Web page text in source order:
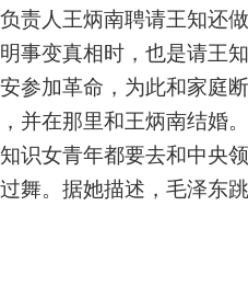
责人王炳南聘请王知还
事变真相时，也是请王
参加革命，为此和家庭
并在那里和王炳南结婚
识女青年都要去和中央领
舞。据她描述，毛泽东